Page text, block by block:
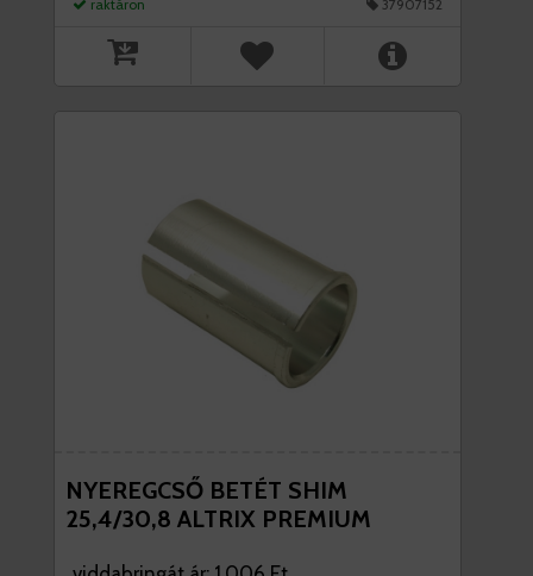
raktáron 37907152
NYEREGCSŐ BETÉT SHIM
25,4/30,8 ALTRIX PREMIUM